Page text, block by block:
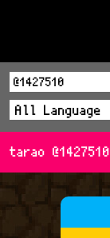
tarao @1427510